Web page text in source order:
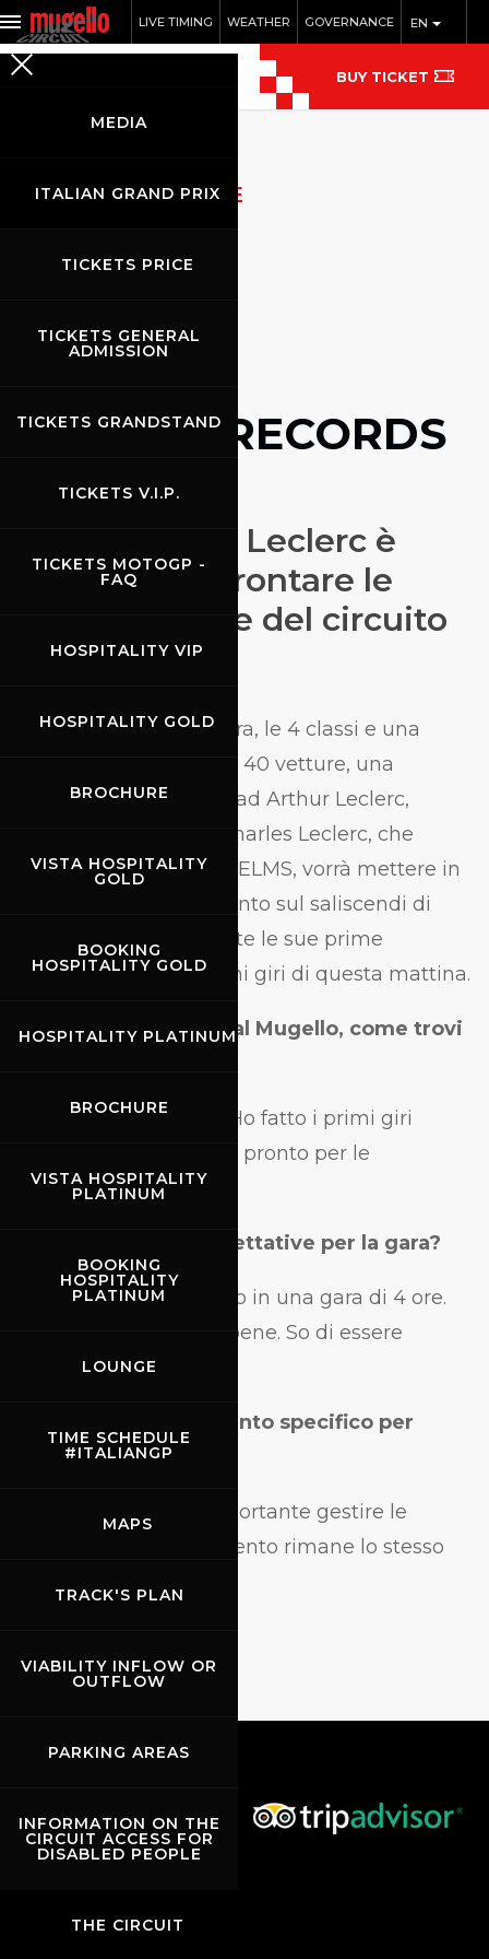
EN
LIVE TIMING WEATHER GOVERNANCE
MEDIA
ITALIAN GRAND PRIX
TICKETS PRICE
TICKETS GENERAL
ADMISSION
TICKETS GRANDSTAND
TICKETS V.I.P.
TICKETS MOTOGP -
FAQ
HOSPITALITY VIP
HOSPITALITY GOLD
BROCHURE
VISTA HOSPITALITY
GOLD
BOOKING
HOSPITALITY GOLD
HOSPITALITY PLATINUM
BROCHURE
VISTA HOSPITALITY
PLATINUM
BOOKING
HOSPITALITY
PLATINUM
LOUNGE
TIME SCHEDULE
#ITALIANGP
MAPS
TRACK'S PLAN
VIABILITY INFLOW OR
OUTFLOW
PARKING AREAS
INFORMATION ON THE
CIRCUIT ACCESS FOR
DISABLED PEOPLE
THE CIRCUIT
BUY TICKET
ARCHIVIO NOTIZIE
NEWS RECORDS
ELMS, Arthur Leclerc è
pronto ad affrontare le
quindici curve del circuito
toscano.
T
ra le 4 ore di gara, le 4 classi e una
griglia con oltre 40 vetture, una
menzione speciale va ad Arthur Leclerc,
fratello del ferrarista Charles Leclerc, che
sicuramente durante l’ELMS, vorrà mettere in
mostra tutto il suo talento sul saliscendi di
proprietà Ferrari. Queste le sue prime
sensazioni, dopo i primi giri di questa mattina.
È bello rivederti qua al Mugello, come trovi
“La pista è fantastica. Ho fatto i primi giri
questa mattina e sono pronto per le
qualifiche“.
Quali sono le tue aspettative per la gara?
“Può succedere di tutto in una gara di 4 ore.
Spero che vada tutto bene. So di essere
veloce“.
Hai fatto un allenamento specifico per
questo tipo di gara?
“Sicuramente sarà importante gestire le
gomme, ma l’allenamento rimane lo stesso